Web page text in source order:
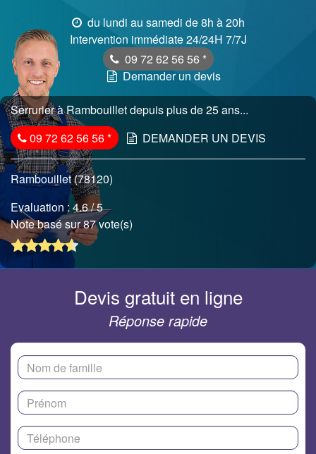
du lundi au samedi de 8h à 20h
Intervention immédiate 24/24H 7/7J
09 72 62 56 56 *
Demander un devis
Serrurier à Rambouillet depuis plus de 25 ans...
09 72 62 56 56* DEMANDER UN DEVIS
Rambouillet (78120)
Evaluation :4.6/ 5
Note basé sur 87 vote(s)
Devis gratuit en ligne
Réponse rapide